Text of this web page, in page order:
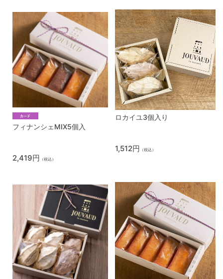
フィナンシェMIX5個入
2,419円 （税込）
ロカイユ3個入り
1,512円 （税込）